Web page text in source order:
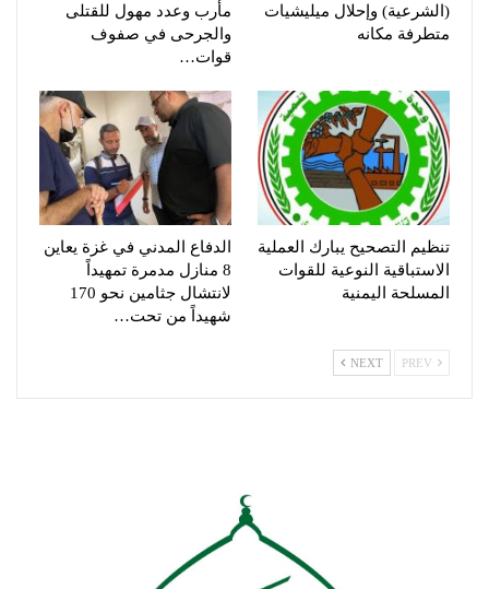
(الشرعية) وإحلال ميليشيات
متطرفة مكانه
مأرب وعدد مهول للقتلى
والجرحى في صفوف
قوات…
تنظيم التصحيح يبارك العملية
الاستباقية النوعية للقوات
المسلحة اليمنية
الدفاع المدني في غزة يعاين
8 منازل مدمرة تمهيداً
لانتشال جثامين نحو 170
شهيداً من تحت…
NEXT